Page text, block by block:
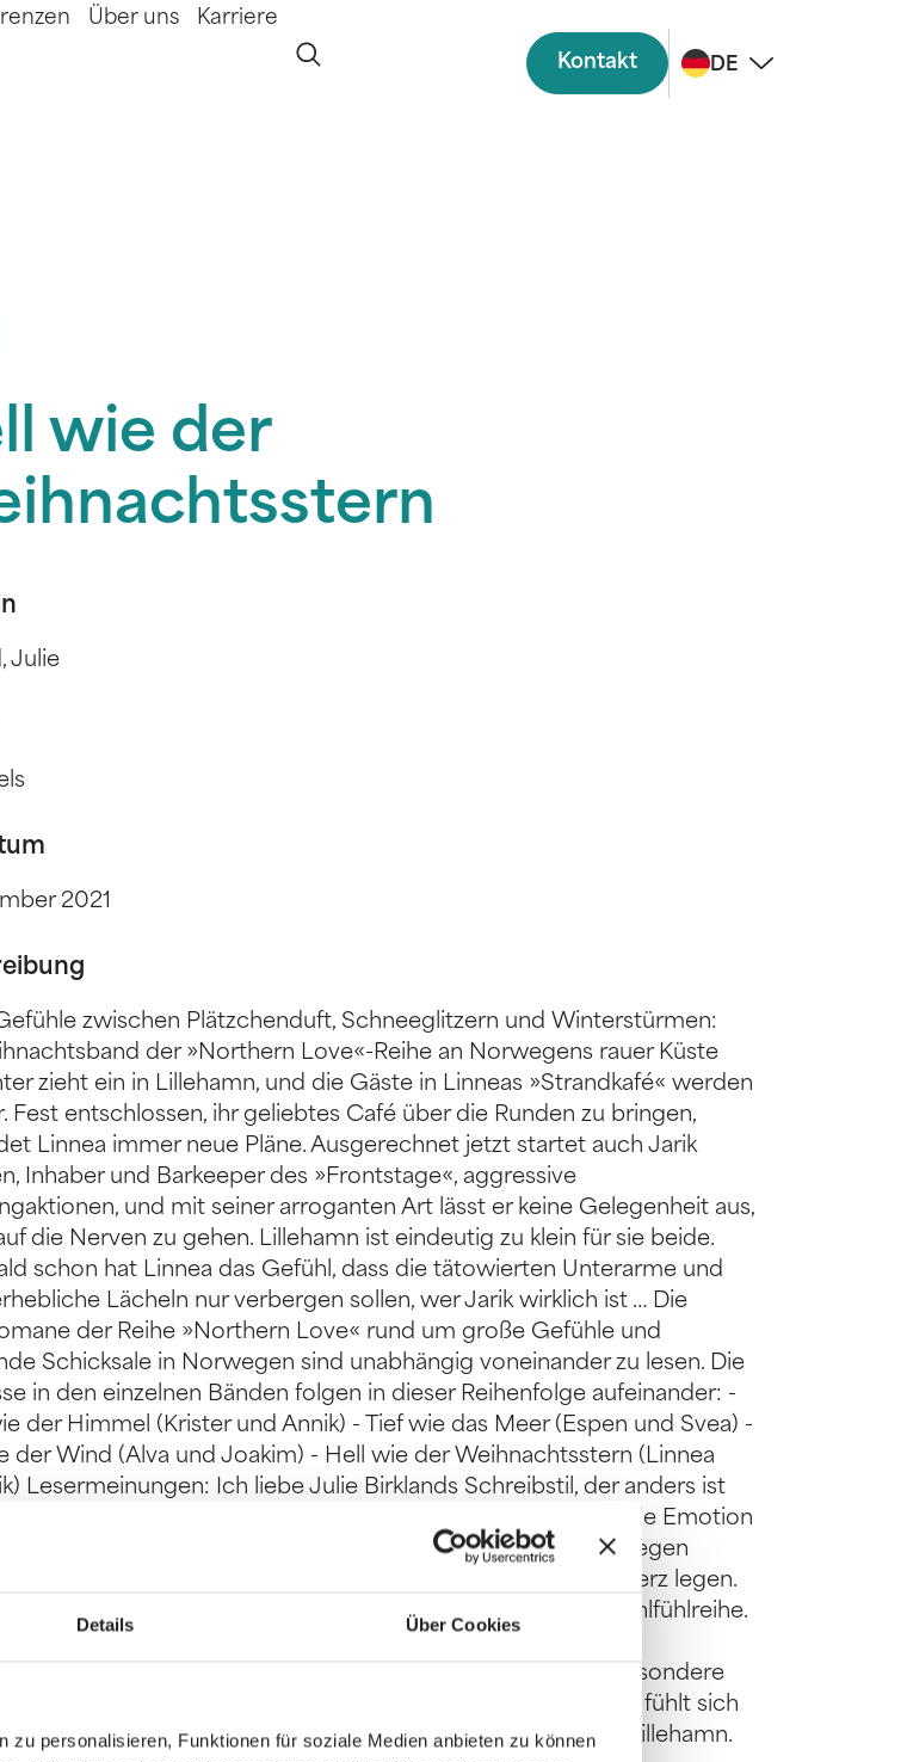
Details Über Cookies
zu personalisieren, Funktionen für soziale Medien anbieten zu können
Über uns Karriere
Kontakt DE
wie der
Julie
2021
zwischen Plätzchenduft, Schneeglitzern und Winterstürmen:
der »Northern Love«-Reihe an Norwegens rauer Küste
zieht ein in Lillehamn, und die Gäste in Linneas »Strandkafé« werden
Fest entschlossen, ihr geliebtes Café über die Runden zu bringen,
Linnea immer neue Pläne. Ausgerechnet jetzt startet auch Jarik
Inhaber und Barkeeper des »Frontstage«, aggressive
und mit seiner arroganten Art lässt er keine Gelegenheit aus,
die Nerven zu gehen. Lillehamn ist eindeutig zu klein für sie beide.
schon hat Linnea das Gefühl, dass die tätowierten Unterarme und
Lächeln nur verbergen sollen, wer Jarik wirklich ist … Die
der Reihe »Northern Love« rund um große Gefühle und
Schicksale in Norwegen sind unabhängig voneinander zu lesen. Die
in den einzelnen Bänden folgen in dieser Reihenfolge aufeinander: -
der Himmel (Krister und Annik) - Tief wie das Meer (Espen und Svea) -
der Wind (Alva und Joakim) - Hell wie der Weihnachtsstern (Linnea
Lesermeinungen: Ich liebe Julie Birklands Schreibstil, der anders ist
anderen AutorInnen, und ich liebe es, wie sie mich wirklich jede Emotion
Lachen, weinen, freuen – da ist einfach alles dabei und wegen
möchte ich euch die Reihe wärmstens ans Herz legen.
Buchkuschler) »Northern Love« ist nicht nur eine Wohlfühlreihe.
sondern immer der Situation passend gewählt. Diese besondere
die Julie mit den Geschichten einfängt, ist großartig. Man fühlt sich
und verbringt gerne seine Lesezeit mit den Figuren aus Lillehamn.